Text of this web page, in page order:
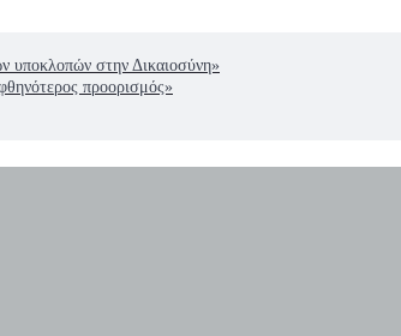
υποκλοπών στην Δικαιοσύνη»
προορισμός»